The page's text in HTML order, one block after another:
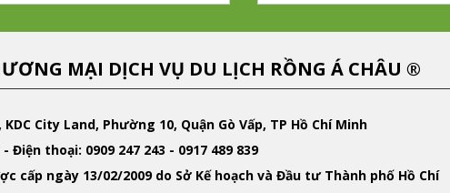
MẠI DỊCH VỤ DU LỊCH RỒNG Á CHÂU ®
City Land, Phường 10, Quận Gò Vấp, TP Hồ Chí Minh
- Điện thoại: 0909 247 243 - 0917 489 839
cấp ngày 13/02/2009 do Sở Kế hoạch và Đầu tư Thành phố Hồ Chí